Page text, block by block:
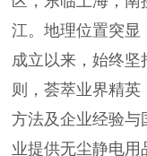
江。地理位置突显
成立以来，始终坚
则，荟萃业界精
方法及企业经验与
业提供无尘静电用